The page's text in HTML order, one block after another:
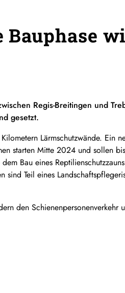
Bauphase
Regis-Breitingen und
gesetzt.
Lärmschutzwände. Ein
starten Mitte 2024 und sollen
Bau eines
Teil eines
den Schienenpersonenverkehr